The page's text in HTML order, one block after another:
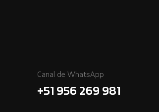
Canal de WhatsApp
+51 956 269 981